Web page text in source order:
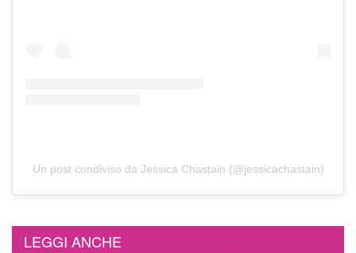
Un post condiviso da Jessica Chastain (@jessicachastain)
LEGGI ANCHE